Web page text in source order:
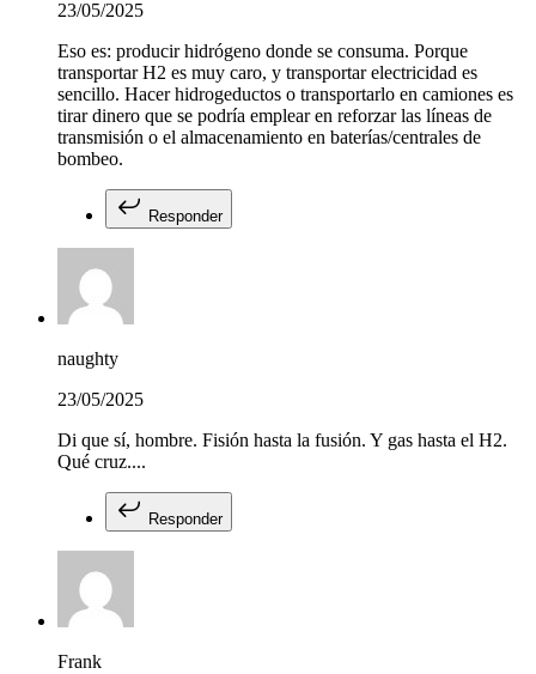
23/05/2025
Eso es: producir hidrógeno donde se consuma. Porque
transportar H2 es muy caro, y transportar electricidad es
sencillo. Hacer hidrogeductos o transportarlo en camiones es
tirar dinero que se podría emplear en reforzar las líneas de
transmisión o el almacenamiento en baterías/centrales de
bombeo.
Responder
naughty
23/05/2025
Di que sí, hombre. Fisión hasta la fusión. Y gas hasta el H2.
Qué cruz....
Responder
Frank